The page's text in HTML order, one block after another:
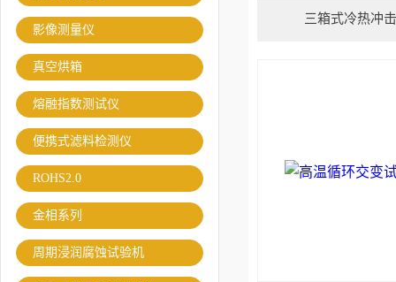
影像测量仪
真空烘箱
熔融指数测试仪
便携式滤料检测仪
ROHS2.0
金相系列
周期浸润腐蚀试验机
三箱式冷热冲